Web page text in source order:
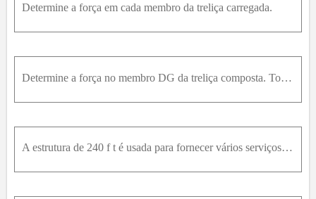
Determine a força em cada membro da treliça carregada.
Determine a força no membro DG da treliça composta. Todas as juntas estão em linhas radiais subtendendo ângulos de 15∘ conforme indicado, e os membros curvos agem como membros de d...
A estrutura de 240 f t é usada para fornecer vários serviços de suporte para veículos de lançamento antes da decolagem. Em um teste, um peso de 10 t o n é suspenso nas juntas F e G...